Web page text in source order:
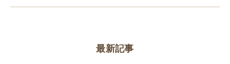
最新記事